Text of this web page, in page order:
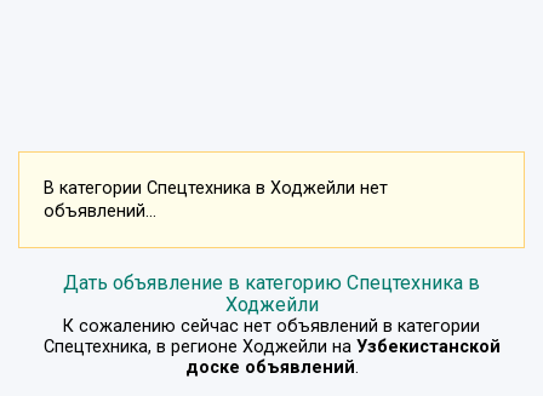
В категории Спецтехника в Ходжейли нет
объявлений...
Дать объявление в категорию Спецтехника в
Ходжейли
К сожалению сейчас нет объявлений в категории
Спецтехника, в регионе Ходжейли на Узбекистанской
доске объявлений.